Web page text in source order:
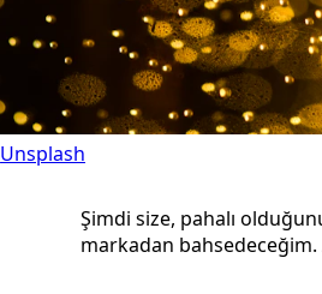
Unsplash
Şimdi size, pahalı
markadan bahsedeceğim.